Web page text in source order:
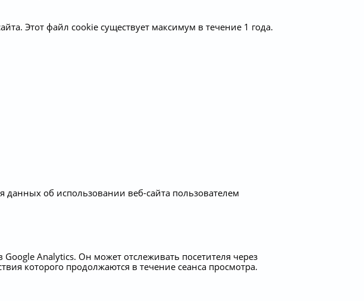
Этот файл cookie существует максимум в течение 1 года.
данных об использовании веб-сайта пользователем
Analytics. Он может отслеживать посетителя через
которого продолжаются в течение сеанса просмотра.